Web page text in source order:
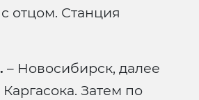
отцом. Станция
– Новосибирск, далее
Затем по